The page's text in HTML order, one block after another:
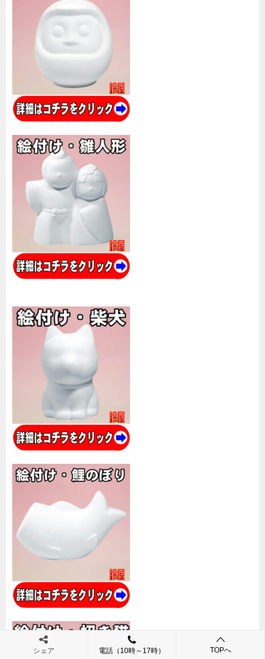
シェア 電話（10時～17時） TOPへ